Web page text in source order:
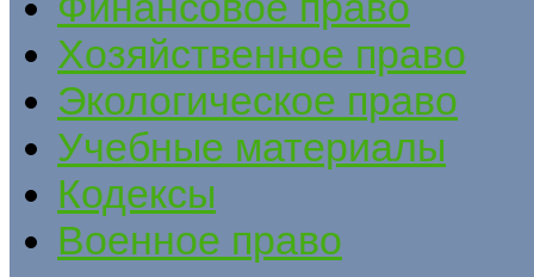
Хозяйственное право
Экологическое право
Учебные материалы
Кодексы
Военное право